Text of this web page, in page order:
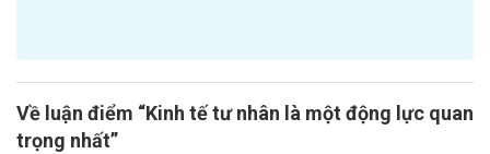
Về luận điểm “Kinh tế tư nhân là một động lực quan
trọng nhất”